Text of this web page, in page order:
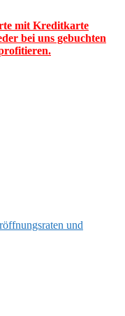
mit Kreditkarte
bei uns gebuchten
und